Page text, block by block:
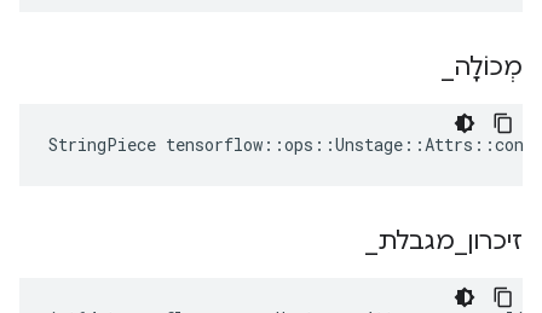
מְכוֹלָה
StringPiece
זיכרון מגבלת